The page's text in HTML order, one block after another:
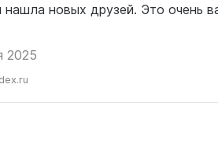
нашла новых друзей. Это очень
2025